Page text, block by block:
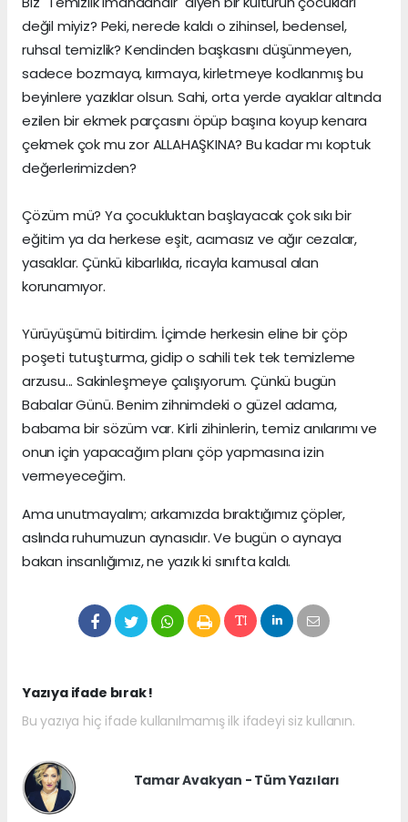
değil miyiz? Peki, nerede kaldı o zihinsel, bedensel,
ruhsal temizlik? Kendinden başkasını düşünmeyen,
sadece bozmaya, kırmaya, kirletmeye kodlanmış bu
beyinlere yazıklar olsun. Sahi, orta yerde ayaklar altında
ezilen bir ekmek parçasını öpüp başına koyup kenara
çekmek çok mu zor ALLAHAŞKINA? Bu kadar mı koptuk
değerlerimizden?
Çözüm mü? Ya çocukluktan başlayacak çok sıkı bir
eğitim ya da herkese eşit, acımasız ve ağır cezalar,
yasaklar. Çünkü kibarlıkla, ricayla kamusal alan
korunamıyor.
Yürüyüşümü bitirdim. İçimde herkesin eline bir çöp
poşeti tutuşturma, gidip o sahili tek tek temizleme
arzusu... Sakinleşmeye çalışıyorum. Çünkü bugün
Babalar Günü. Benim zihnimdeki o güzel adama,
babama bir sözüm var. Kirli zihinlerin, temiz anılarımı ve
onun için yapacağım planı çöp yapmasına izin
vermeyeceğim.
Ama unutmayalım; arkamızda bıraktığımız çöpler,
aslında ruhumuzun aynasıdır. Ve bugün o aynaya
bakan insanlığımız, ne yazık ki sınıfta kaldı.
Yazıya ifade bırak !
Bu yazıya hiç ifade kullanılmamış ilk ifadeyi siz kullanın.
Tamar Avakyan - Tüm Yazıları